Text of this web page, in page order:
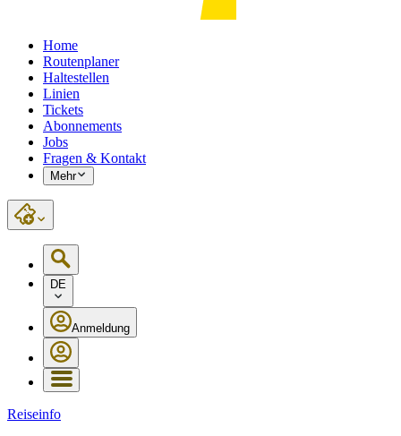
Home
Routenplaner
Haltestellen
Linien
Tickets
Abonnements
Jobs
Fragen & Kontakt
Mehr
DE
Anmeldung
Reiseinfo